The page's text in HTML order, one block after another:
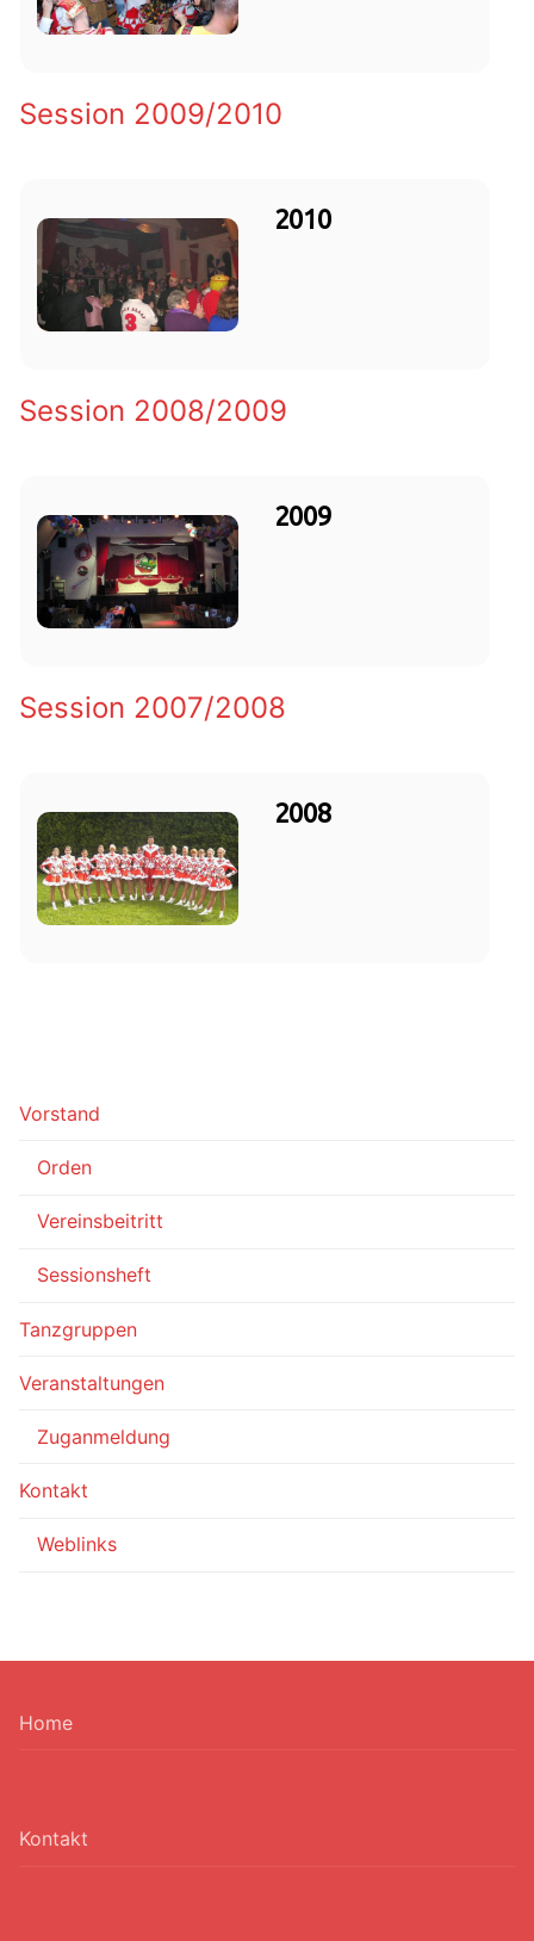
Session 2009/2010
2010
Session 2008/2009
2009
Session 2007/2008
2008
Vorstand
Orden
Vereinsbeitritt
Sessionsheft
Tanzgruppen
Veranstaltungen
Zuganmeldung
Kontakt
Weblinks
Home
Kontakt